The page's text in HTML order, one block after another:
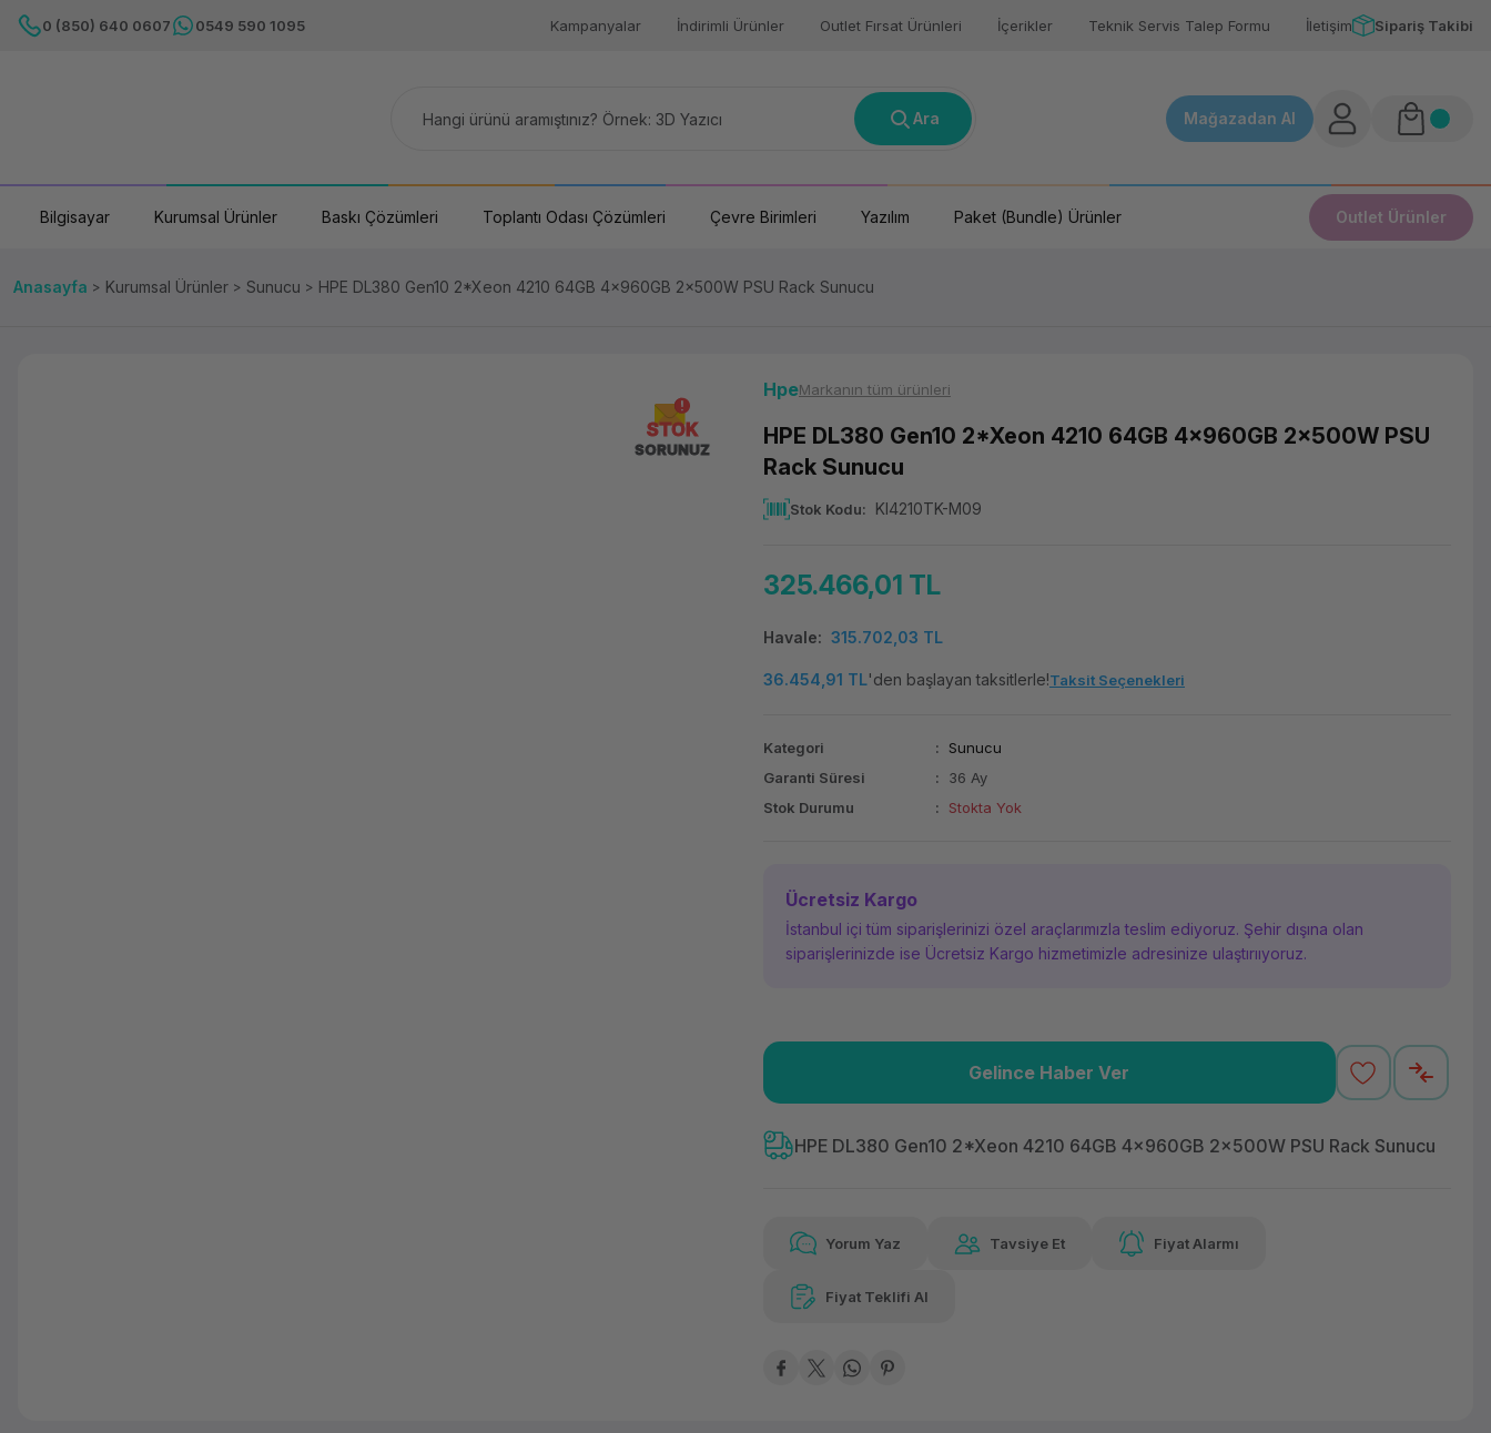
0 (850) 640 0607 0549 590 1095 Kampanyalar İndirimli Ürünler Outlet Fırsat Ürünleri İçerikler Teknik Servis Talep Formu İletişim Sipariş Takibi
Ara Mağazadan Al
Bilgisayar Kurumsal Ürünler Baskı Çözümleri Toplantı Odası Çözümleri Çevre Birimleri Yazılım Paket (Bundle) Ürünler Outlet Ürünler
Anasayfa Kurumsal Ürünler Sunucu HPE DL380 Gen10 2*Xeon 4210 64GB 4x960GB 2x500W PSU Rack Sunucu
STOK
SORUNUZ
HpeMarkanın tüm ürünleri
HPE DL380 Gen10 2*Xeon 4210 64GB 4x960GB 2x500W PSU
Rack Sunucu
Stok Kodu KI4210TK-M09
325.466,01 TL
Havale 315.702,03 TL
36.454,91 TL'den başlayan taksitlerle!Taksit Seçenekleri
Kategori
Sunucu
Garanti Süresi
36 Ay
Stok Durumu
Stokta Yok
Ücretsiz Kargo
İstanbul içi tüm siparişlerinizi özel araçlarımızla teslim ediyoruz. Şehir dışına olan
siparişlerinizde ise Ücretsiz Kargo hizmetimizle adresinize ulaştırııyoruz.
Kolay iade imkanı
Güvenilir Alışveriş
Kolay iade imkanı
36.454,91 TL
Havalelerde
Gelince Haber Ver
HPE DL380 Gen10 2*Xeon 4210 64GB 4x960GB 2x500W PSU Rack Sunucu
Yorum Yaz Tavsiye Et Fiyat Alarmı
Fiyat Teklifi Al